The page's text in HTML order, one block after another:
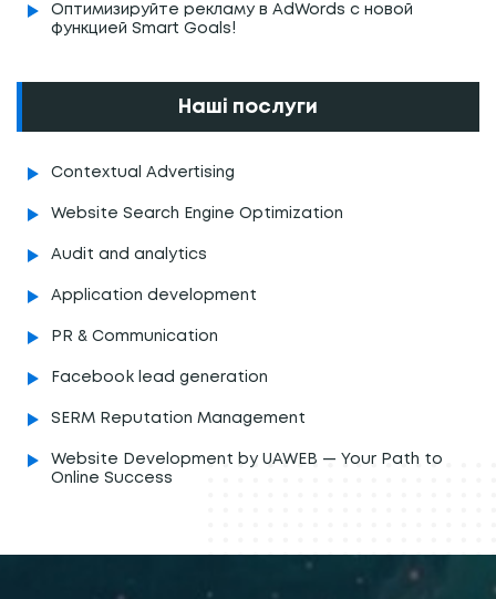
Оптимизируйте рекламу в AdWords с новой
функцией Smart Goals!
Наші послуги
Contextual Advertising
Website Search Engine Optimization
Audit and analytics
Application development
PR & Communication
Facebook lead generation
SERM Reputation Management
Website Development by UAWEB — Your Path to
Online Success